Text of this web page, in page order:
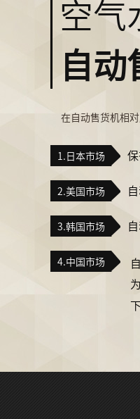
空气
自
在自动售货机相
1.日本市场
2.美国市场
3.韩国市场
4.中国市场